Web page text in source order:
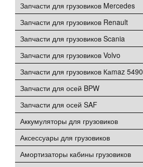
Запчасти для грузовиков Mercedes
Запчасти для грузовиков Renault
Запчасти для грузовиков Scania
Запчасти для грузовиков Volvo
Запчасти для грузовиков Каmaz 5490
Запчасти для осей BPW
Запчасти для осей SAF
Аккумуляторы для грузовиков
Аксессуары для грузовиков
Амортизаторы кабины грузовиков